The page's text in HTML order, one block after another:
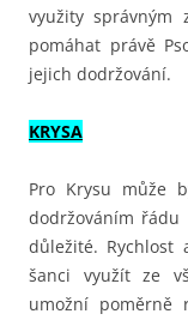
využity správným
pomáhat právě
jejich dodržování.
KRYSA
Pro Krysu může
dodržováním
důležité. Rychlost
šanci využít ze
umožní poměrně